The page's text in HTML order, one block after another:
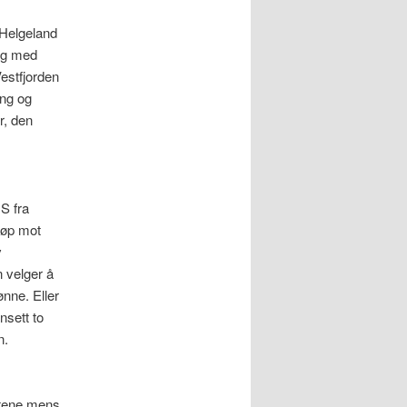
med
og
den
fra
mot
velger å
Eller
to